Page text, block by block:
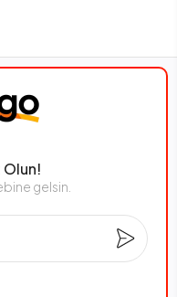
Olun!
gelsin.